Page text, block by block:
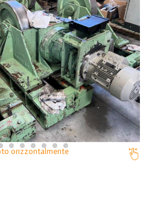
orizzontalmente